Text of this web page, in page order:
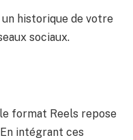
historique de votre
sociaux.
format Reels repose
intégrant ces